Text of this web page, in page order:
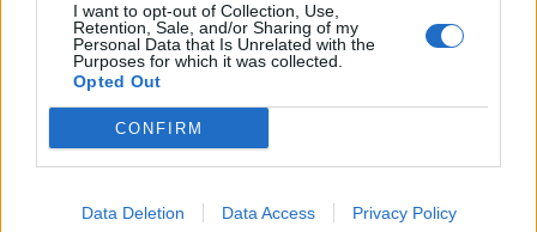
I want to opt-out of Collection, Use,
Retention, Sale, and/or Sharing of my
Personal Data that Is Unrelated with the
Purposes for which it was collected.
Opted Out
CONFIRM
Data Deletion Data Access Privacy Policy